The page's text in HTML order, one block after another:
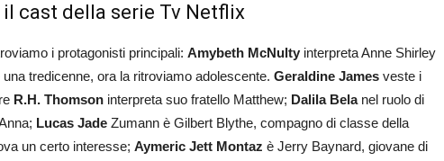
cast della serie Tv Netflix
i protagonisti principali: Amybeth McNulty interpreta Anne Shirley
tredicenne, ora la ritroviamo adolescente. Geraldine James veste i
R.H. Thomson interpreta suo fratello Matthew; Dalila Belanel ruolo di
Lucas Jade Zumann è Gilbert Blythe, compagno di classe della
un certo interesse; Aymeric Jett Montaz è Jerry Baynard, giovane di